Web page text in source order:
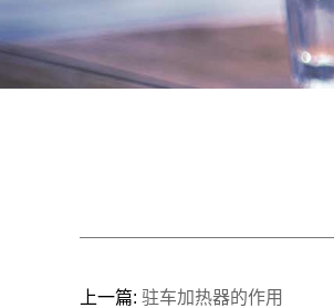
上一篇: 驻车加热器的作用